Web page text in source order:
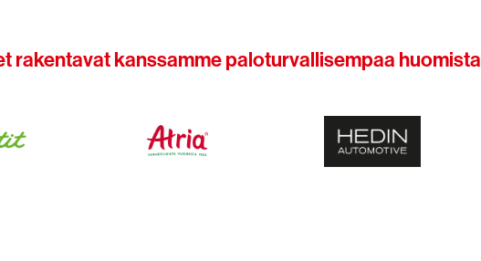
rakentavat kanssamme paloturvallisempaa huomista